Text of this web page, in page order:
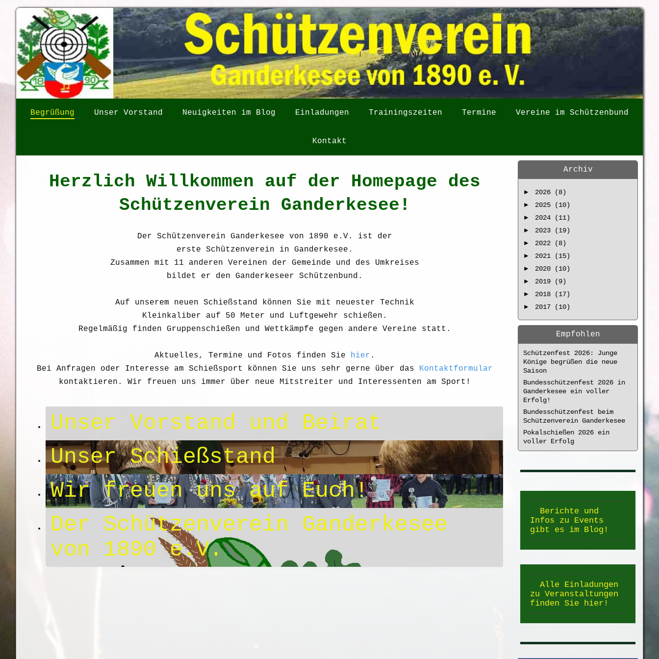
Begrüßung Unser Vorstand Neuigkeiten im Blog Einladungen Trainingszeiten Termine Vereine im Schützenbund
Kontakt
Archiv
►
2026 (8)
►
2025 (10)
►
2024 (11)
►
2023 (19)
►
2022 (8)
►
2021 (15)
►
2020 (10)
►
2019 (9)
►
2018 (17)
►
2017 (10)
Empfohlen
Schützenfest 2026: Junge
Könige begrüßen die neue
Saison
Bundesschützenfest 2026 in
Ganderkesee ein voller
Erfolg!
Bundesschützenfest beim
Schützenverein Ganderkesee
Pokalschießen 2026 ein
voller Erfolg
Berichte und
Infos zu Events
gibt es im Blog!
Alle Einladungen
zu Veranstaltungen
finden Sie hier!
Herzlich Willkommen auf der Homepage des
Schützenverein Ganderkesee!
Der Schützenverein Ganderkesee von 1890 e.V. ist der
erste Schützenverein in Ganderkesee.
Zusammen mit 11 anderen Vereinen der Gemeinde und des Umkreises
bildet er den Ganderkeseer Schützenbund.
Auf unserem neuen Schießstand können Sie mit neuester Technik
Kleinkaliber auf 50 Meter und Luftgewehr schießen.
Regelmäßig finden Gruppenschießen und Wettkämpfe gegen andere Vereine statt.
Aktuelles, Termine und Fotos finden Sie hier .
Bei Anfragen oder Interesse am Schießsport können Sie uns sehr gerne über das Kontaktformular
kontaktieren. Wir freuen uns immer über neue Mitstreiter und Interessenten am Sport!
Unser Vorstand und Beirat
Unser Schießstand
Wir freuen uns auf Euch!
Der Schützenverein Ganderkesee
von 1890 e.V.